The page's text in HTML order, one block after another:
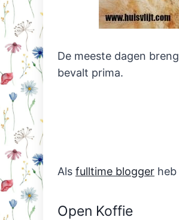
De meeste dagen
bevalt prima.
Als fulltime blogger heb
Open Koffie